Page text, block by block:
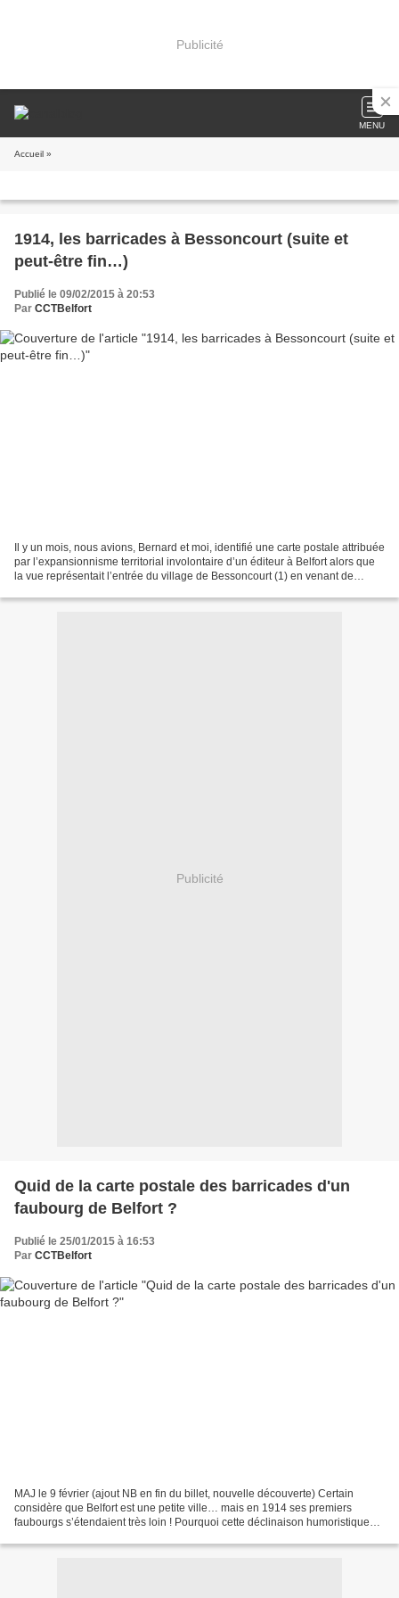
Publicité
MENU
Accueil »
1914, les barricades à Bessoncourt (suite et
peut-être fin…)
Publié le 09/02/2015 à 20:53
Par CCTBelfort
Il y un mois, nous avions, Bernard et moi, identifié une carte postale attribuée
par l’expansionnisme territorial involontaire d’un éditeur à Belfort alors que
la vue représentait l’entrée du village de Bessoncourt (1) en venant de
Publicité
Quid de la carte postale des barricades d'un
faubourg de Belfort ?
Publié le 25/01/2015 à 16:53
Par CCTBelfort
MAJ le 9 février (ajout NB en fin du billet, nouvelle découverte) Certain
considère que Belfort est une petite ville… mais en 1914 ses premiers
faubourgs s’étendaient très loin ! Pourquoi cette déclinaison humoristique?